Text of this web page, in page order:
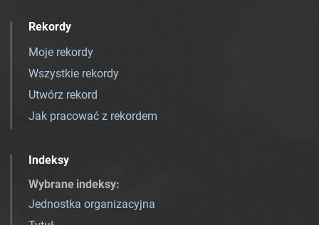
Rekordy
Moje rekordy
Wszystkie rekordy
Utwórz rekord
Jak pracować z rekordem
Indeksy
Wybrane indeksy:
Jednostka organizacyjna